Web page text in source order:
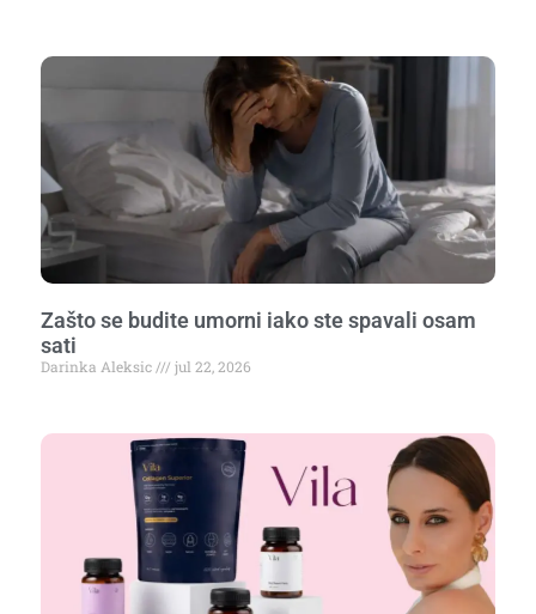
Zašto se budite umorni iako ste spavali osam
sati
Darinka Aleksic jul 22, 2026